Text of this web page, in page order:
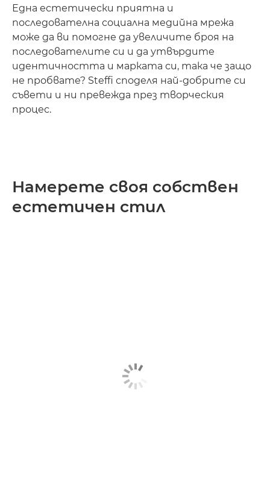
Една естетически приятна и
последователна социална медийна мрежа
може да ви помогне да увеличите броя на
последователите си и да утвърдите
идентичността и марката си, така че защо
не пробвате? Steffi споделя най-добрите си
съвети и ни превежда през творческия
процес.
Намерете своя собствен
естетичен стил